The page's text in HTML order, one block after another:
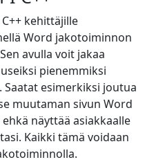
kehittäjille
Word jakotoiminnon
avulla voit jakaa
pienemmiksi
Saatat esimerkiksi joutua
muutaman sivun Word
näyttää asiakkaalle
Kaikki tämä voidaan